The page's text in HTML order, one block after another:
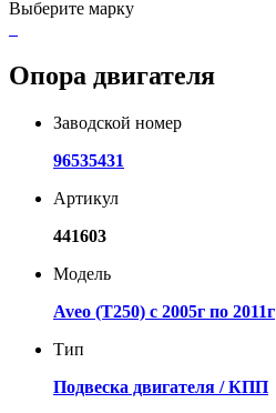
Выберите марку
Опора двигателя
Заводской номер
96535431
Артикул
441603
Модель
Aveo (T250) с 2005г по 2011г
Тип
Подвеска двигателя / КПП